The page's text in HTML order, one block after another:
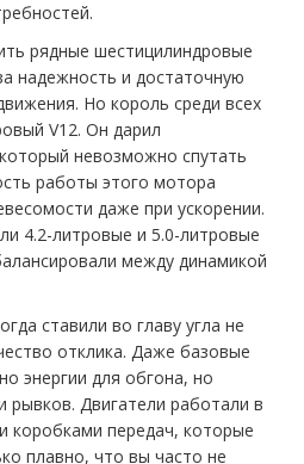
рядные шестицилиндровые
надежность и достаточную
Но король среди всех
V12. Он дарил
невозможно спутать
работы этого мотора
даже при ускорении.
4.2-литровые и 5.0-литровые
между динамикой
ставили во главу угла не
отклика. Даже базовые
энергии для обгона, но
рывков. Двигатели работали в
коробками передач, которые
плавно, что вы часто не